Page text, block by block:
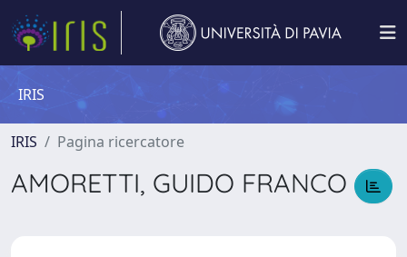
IRIS
IRIS Pagina ricercatore
AMORETTI, GUIDO FRANCO